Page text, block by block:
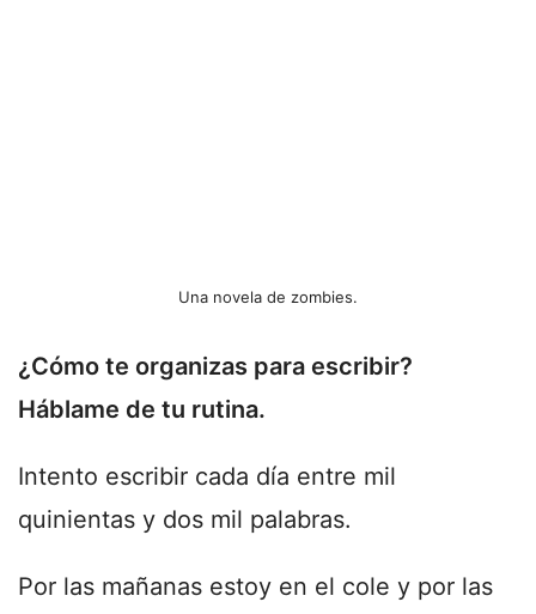
Una novela de zombies.
¿Cómo te organizas para escribir?
Háblame de tu rutina.
Intento escribir cada día entre mil
quinientas y dos mil palabras.
Por las mañanas estoy en el cole y por las